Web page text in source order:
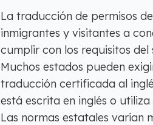
La traducción de permisos
inmigrantes y visitantes a
cumplir con los requisitos del
Muchos estados pueden
traducción certificada al
está escrita en inglés o
Las normas estatales varían